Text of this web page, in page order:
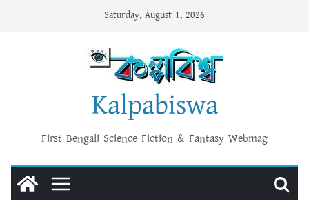
Saturday, August 1, 2026
Kalpabiswa
First Bengali Science Fiction & Fantasy Webmag